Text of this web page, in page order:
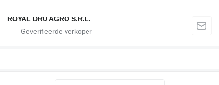
ROYAL DRU AGRO S.R.L.